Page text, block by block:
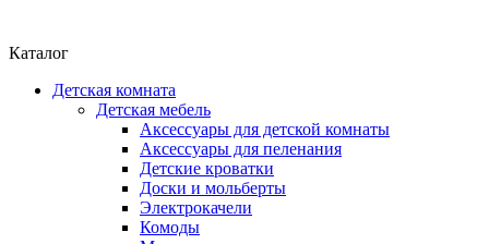
Каталог
Детская комната
Детская мебель
Аксессуары для детской комнаты
Аксессуары для пеленания
Детские кроватки
Доски и мольберты
Электрокачели
Комоды